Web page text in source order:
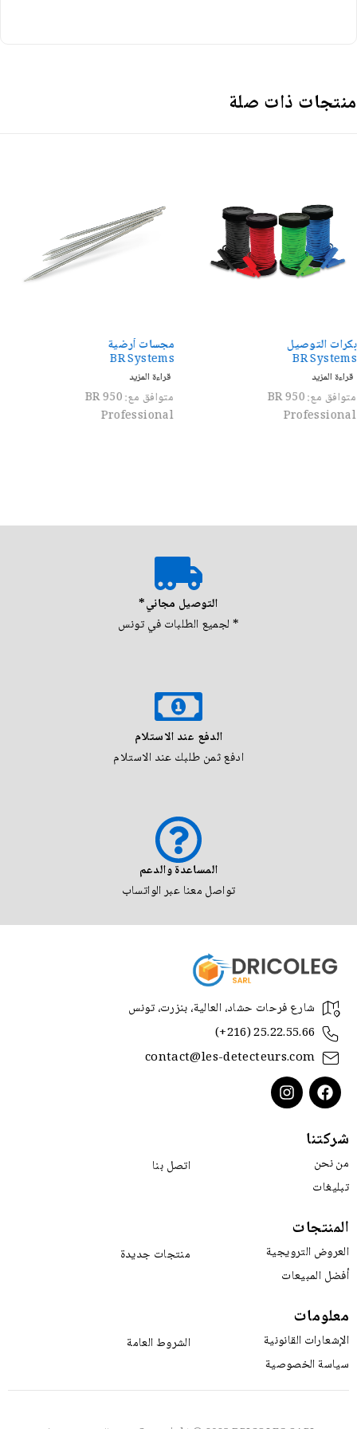
ذات صلة
مجسات أرضية
BR Systems
قراءة المزيد
متوافق مع: BR 950
Professional
شاحن سريع Type C بقوة 18W
BR Systems
قراءة المزيد
متوافق مع: جميع أجهزة الكشف
التوصيل مجاني*
* لجميع الطلبات في تونس
الدفع عند الاستلام
ادفع ثمن طلبك عند الاستلام
المساعدة والدعم
تواصل معنا عبر الواتساب
شارع فرحات حشاد، العالية، بنزرت، تونس
(+216) 25.22.55.66
contact@les-detecteurs.com
شركتنا
من نحن
اتصل بنا
تبليغات
المنتجات
العروض الترويجية
منتجات جديدة
أفضل المبيعات
معلومات
الإشعارات القانونية
الشروط العامة
سياسة الخصوصية